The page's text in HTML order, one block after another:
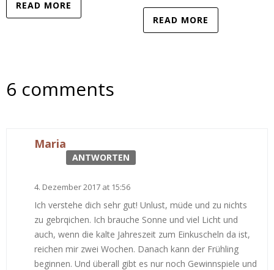
READ MORE
READ MORE
6 comments
Maria
ANTWORTEN
4. Dezember 2017 at 15:56
Ich verstehe dich sehr gut! Unlust, müde und zu nichts
zu gebrqichen. Ich brauche Sonne und viel Licht und
auch, wenn die kalte Jahreszeit zum Einkuscheln da ist,
reichen mir zwei Wochen. Danach kann der Frühling
beginnen. Und überall gibt es nur noch Gewinnspiele und